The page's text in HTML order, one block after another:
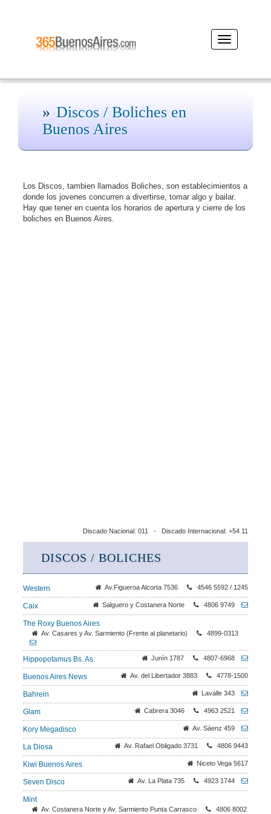
Desplegar
navegación
Discos / Boliches en
Buenos Aires
Los Discos, tambien llamados Boliches, son establecimientos a
donde los jovenes concurren a divertirse, tomar algo y bailar.
Hay que tener en cuenta los horarios de apertura y cierre de los
boliches en Buenos Aires.
Discado Nacional: 011 - Discado Internacional: +54 11
DISCOS / BOLICHES
Western Av.Figueroa Alcorta 7536 4546 5592 / 1245
Caix Salguero y Costanera Norte 4806 9749
The Roxy Buenos Aires
Av. Casares y Av. Sarmiento (Frente al planetario) 4899-0313
Hippopotamus Bs. As. Junín 1787 4807-6968
Buenos Aires News Av. del Libertador 3883 4778-1500
Bahrein Lavalle 343
Glam Cabrera 3046 4963 2521
Kory Megadisco Av. Sáenz 459
La Diosa Av. Rafael Obligado 3731 4806 9443
Kiwi Buenos Aires Niceto Vega 5617
Seven Disco Av. La Plata 735 4923 1744
Mint
Av. Costanera Norte y Av. Sarmiento Punta Carrasco
4806 8002